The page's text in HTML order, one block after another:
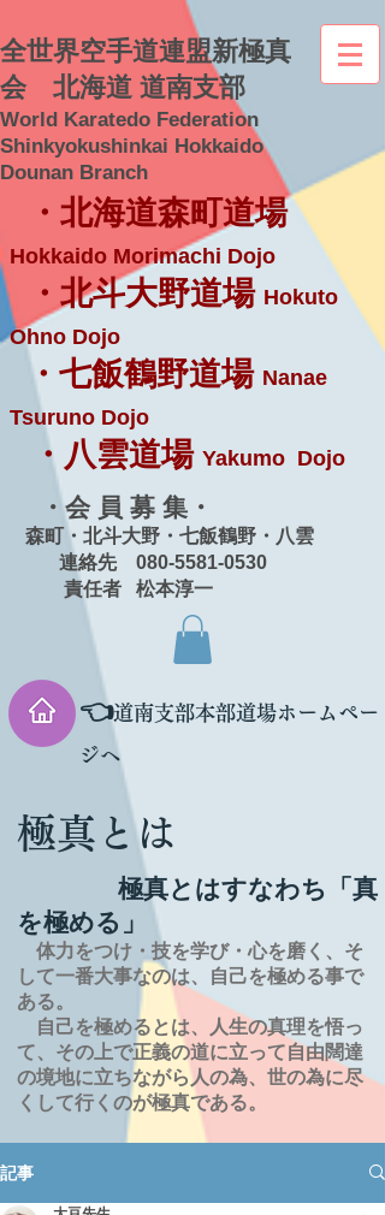
全世界空手道連盟新極真
会 北海道 道南支部
World Karatedo Federation
Shinkyokushinkai Hokkaido
Dounan Branch
・北海道森町道場
Hokkaido Morimachi Dojo
・北斗大野道場 Hokuto
Ohno Dojo
・七飯鶴野道場 Nanae
Tsuruno Dojo
・八雲道場 Yakumo Dojo
・会 員 募 集・
森町・北斗大野・七飯鶴野・八雲
連絡先 080-5581-0530
責任者 松本淳一
👈道南支部本部道場ホームペー
ジへ
極真とは
極真とはすなわち「真
を極める」
体力をつけ・技を学び・心を磨く、そ
して一番大事なのは、自己を極める事で
ある。
自己を極めるとは、
人生の真理を悟っ
て、その上で正義の道に立って自由闊達
の境地に立ちながら人の為、世の為に尽
くして行くのが極真である。
記事